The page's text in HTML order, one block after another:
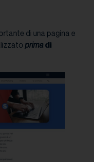
di una pagina e
prima di